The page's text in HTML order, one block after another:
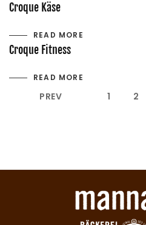
Croque Käse
READ MORE
Croque Fitness
READ MORE
PREV 1 2